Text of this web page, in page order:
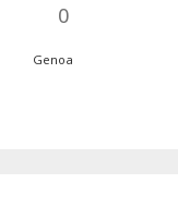
0
Genoa